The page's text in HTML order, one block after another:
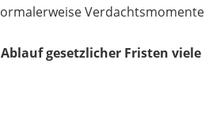
Verdachtsmomente
gesetzlicher Fristen viele